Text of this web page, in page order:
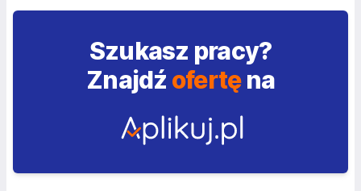
Szukasz pracy?
Znajdź ofertęna